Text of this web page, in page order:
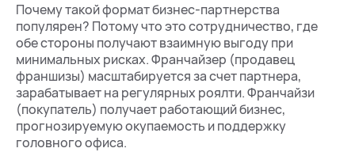
Почему такой формат бизнес-партнерства
популярен? Потому что это сотрудничество, где
обе стороны получают взаимную выгоду при
минимальных рисках. Франчайзер (продавец
франшизы) масштабируется за счет партнера,
зарабатывает на регулярных роялти. Франчайзи
(покупатель) получает работающий бизнес,
прогнозируемую окупаемость и поддержку
головного офиса.